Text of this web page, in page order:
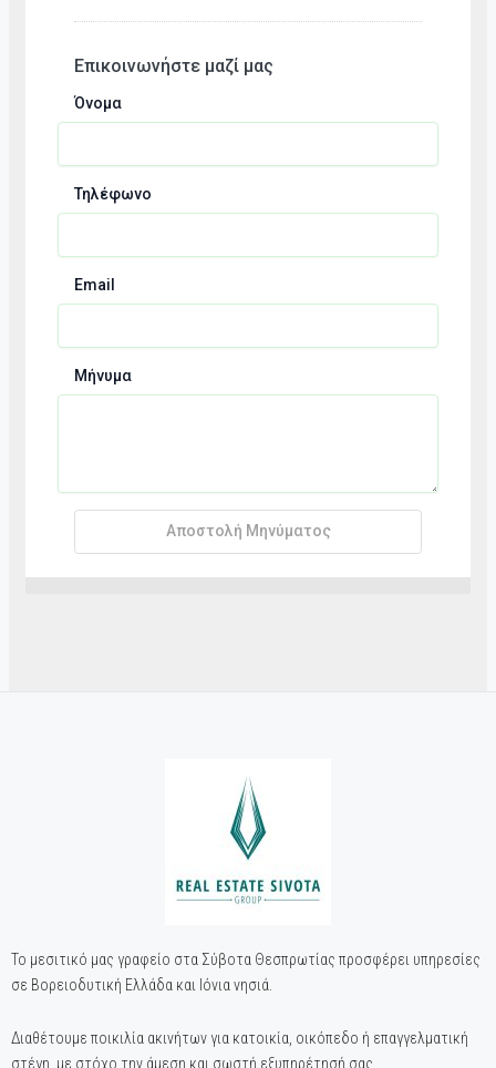
Επικοινωνήστε μαζί μας
Όνομα
Τηλέφωνο
Email
Μήνυμα
Αποστολή Μηνύματος
Το μεσιτικό μας γραφείο στα Σύβοτα Θεσπρωτίας προσφέρει υπηρεσίες
σε Βορειοδυτική Ελλάδα και Ιόνια νησιά.
Διαθέτουμε ποικιλία ακινήτων για κατοικία, οικόπεδο ή επαγγελματική
στέγη, με στόχο την άμεση και σωστή εξυπηρέτησή σας.